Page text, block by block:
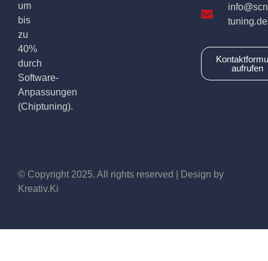
um
bis
zu
40%
durch
Software-
Anpassungen
(Chiptuning).
tuning.de
aufrufen
© Copyright 2025. All rights reserved | Design by
Kreativ.Ki